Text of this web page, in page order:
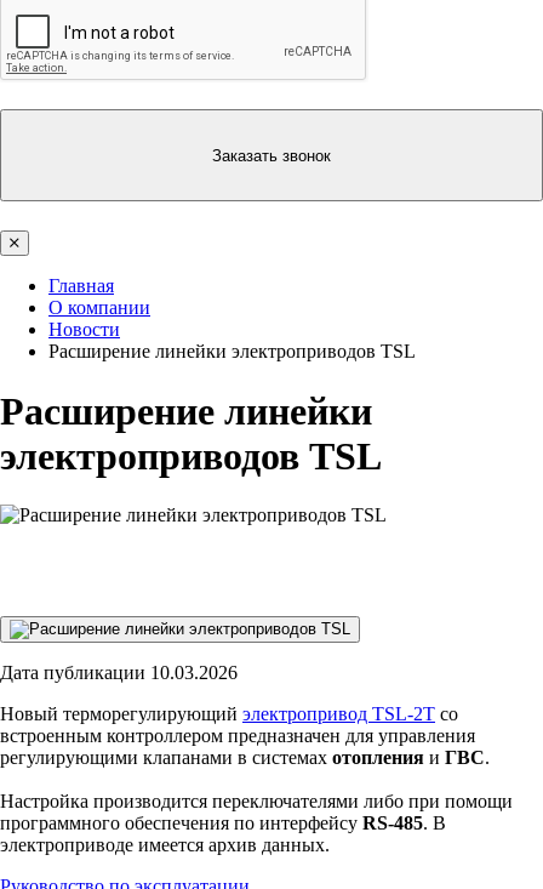
Заказать звонок
Главная
О компании
Новости
Расширение линейки электроприводов TSL
Расширение линейки
электроприводов TSL
Дата публикации 10.03.2026
Новый терморегулирующий электропривод TSL-2T со
встроенным контроллером предназначен для управления
регулирующими клапанами в системах отопления и ГВС.
Настройка производится переключателями либо при помощи
программного обеспечения по интерфейсу RS-485. В
электроприводе имеется архив данных.